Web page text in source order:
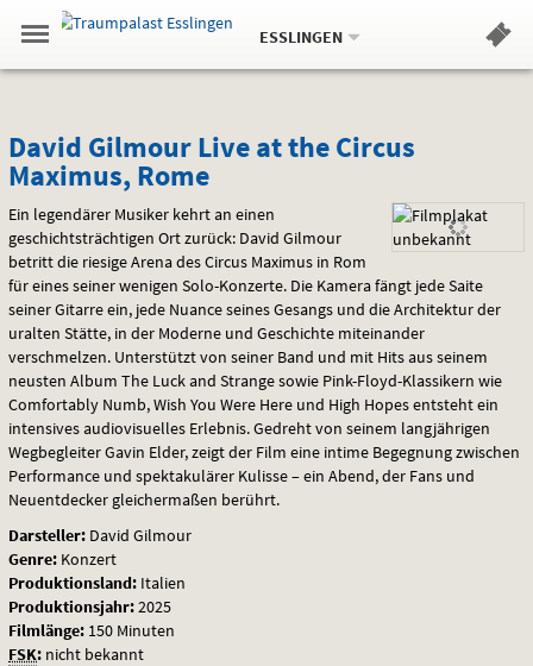
Springe
zum
,zum
.
Navigation
Gehe
zur
Standortauswahl
Standort:
ESSLINGEN.
Hinweis
David
Gilmour
Live
at
the
Circus
Maximus,
Rome
David Gilmour Live at the Circus
Maximus, Rome
Ein legendärer Musiker kehrt an einen
geschichtsträchtigen Ort zurück: David Gilmour
betritt die riesige Arena des Circus Maximus in Rom
für eines seiner wenigen Solo-Konzerte. Die Kamera fängt jede Saite
seiner Gitarre ein, jede Nuance seines Gesangs und die Architektur der
uralten Stätte, in der Moderne und Geschichte miteinander
verschmelzen. Unterstützt von seiner Band und mit Hits aus seinem
neusten Album The Luck and Strange sowie Pink-Floyd-Klassikern wie
Comfortably Numb, Wish You Were Here und High Hopes entsteht ein
intensives audiovisuelles Erlebnis. Gedreht von seinem langjährigen
Wegbegleiter Gavin Elder, zeigt der Film eine intime Begegnung zwischen
Performance und spektakulärer Kulisse – ein Abend, der Fans und
Neuentdecker gleichermaßen berührt.
Darsteller: David Gilmour
Genre: Konzert
Produktionsland: Italien
Produktionsjahr:2025
Filmlänge: 150 Minuten
FSK: nicht bekannt